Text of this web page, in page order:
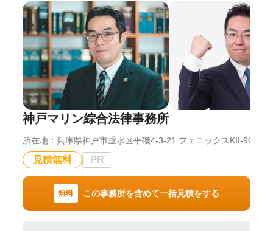
に対応
当事務所は、弁護士に加えグループ内税理士法人、
提携司法書士とも連携する体制を整えています。
相続税申告が必要なケースでは税理士法人と連携
し、生前贈与を活用した相続税対策から申告までワ
ンストップで対応。
2024年4月の相続登記義務化にも、提携司法書士と連
携して不動産の名義変更・登記手続きまで対応しま
す。
相続専門チームの弁護士が専任で対応するため、遺
産分割・遺留分・相続放棄・相続登記まで、幅広い
お困りごとを1つの窓口でご相談いただけます。
修正内容：【弁護士法人東京新宿法律事務所 大宮
支店の無料相談でできること】
相続にまつわる問題の最終的な解決に向けて、一貫
してお手伝いさせていただきますので、是非ご相談
ください。
対応地域
埼玉県、東京都、神奈川県、千葉県、茨城県、群馬
県、栃木県 その他の都道府県も応相談
対応業務
見 / 相続手続き / 銀行手続き / 戸籍収集 / 相続人調査
/ 相続トラブル（弁護士相談）
対応体制
訪問可 / 女性スタッフ対応可 / 土日相談可 / 初回相談
無料 / 18時以降相談可 / 事務所面談可
神戸マリン綜合法律事務所
所在地： 兵庫県神戸市垂水区平磯4-3-21 フェニックスKII-902
見積無料 PR
無料 この事務所を含めて一括見積をする